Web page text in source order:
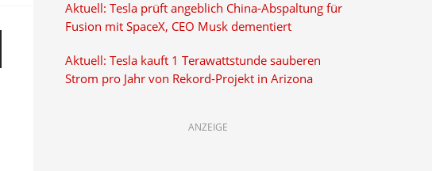
Aktuell: Tesla prüft angeblich China-Abspaltung für
Fusion mit SpaceX, CEO Musk dementiert
Aktuell: Tesla kauft 1 Terawattstunde sauberen
Strom pro Jahr von Rekord-Projekt in Arizona
ANZEIGE